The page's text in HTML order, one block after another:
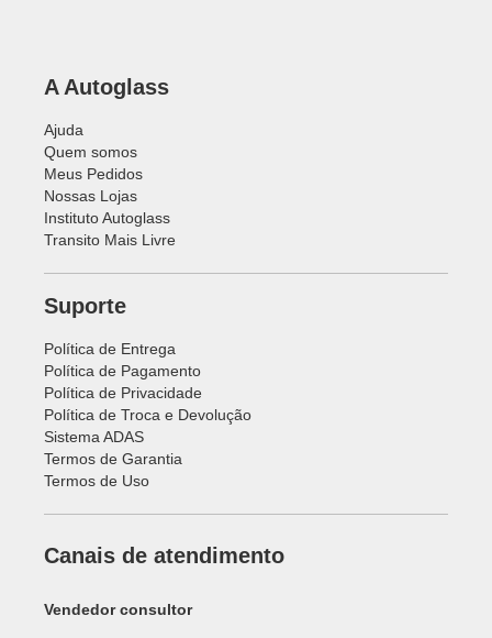
A Autoglass
Ajuda
Quem somos
Meus Pedidos
Nossas Lojas
Instituto Autoglass
Transito Mais Livre
Suporte
Política de Entrega
Política de Pagamento
Política de Privacidade
Política de Troca e Devolução
Sistema ADAS
Termos de Garantia
Termos de Uso
Canais de atendimento
Vendedor consultor